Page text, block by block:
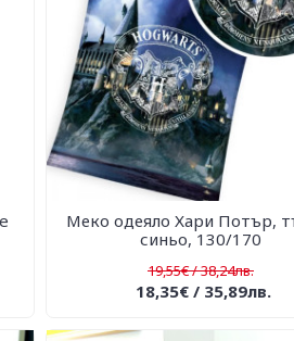
Меко одеяло Хари Потър,
синьо, 130/170
19,55€ / 38,24лв.
18,35€ / 35,89лв.